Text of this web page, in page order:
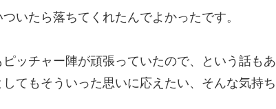
いたら落ちてくれたんでよかったです。
ッチャー陣が頑張っていたので、という話もあ
てもそういった思いに応えたい、そんな気持ち